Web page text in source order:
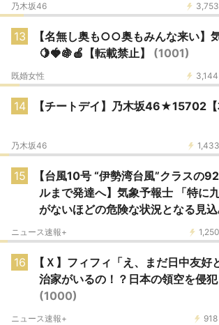
3,753
乃木坂46
13
【名無し奥も○○奥もみんな来い】
🍋🍓🍇🍎【転載禁止】 (1001)
3,144
既婚女性
14 【チートデイ】乃木坂46★15702【
1,433
乃木坂46
15
【台風10号 “伊勢湾台風”クラスの
ルまで発達へ】気象予報士 「特に
がないほどの危険な状況となる見込
1,250
ニュース速報+
16
【Ｘ】フィフィ「え、まだ日中友好
治家がいるの！？日本の領空を侵犯
(1000)
918
ニュース速報+